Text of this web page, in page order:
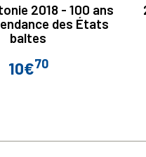
2018 - 100 ans
des États
baltes
Prix
10€70